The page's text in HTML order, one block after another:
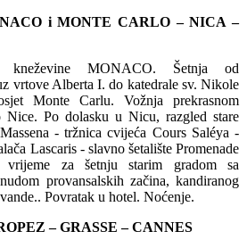
i MONTE CARLO – NICA –
MONACO. Šetnja od
vrtove Alberta I. do katedrale sv. Nikole
Monte Carlu. Vožnja prekrasnom
Nice. Po dolasku u Nicu, razgled stare
- tržnica cvijeća Cours Saléya -
Lascaris - slavno šetalište Promenade
vrijeme za šetnju starim gradom sa
provansalskih začina, kandiranog
Povratak u hotel. Noćenje.
– GRASSE – CANNES